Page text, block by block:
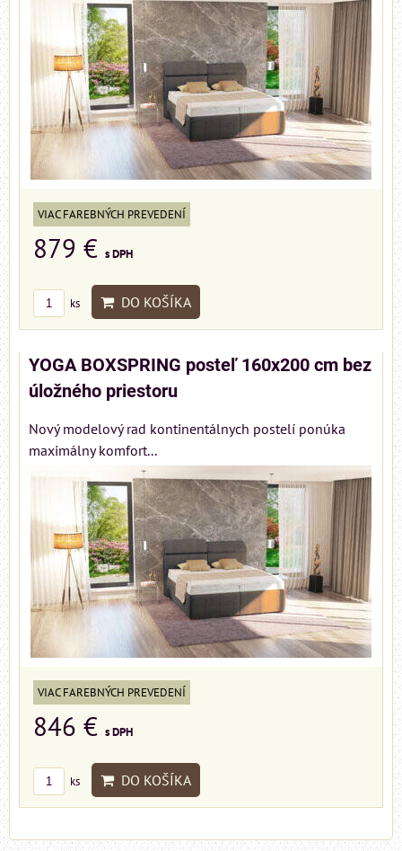
VIAC FAREBNÝCH PREVEDENÍ
879 € s DPH
ks DO KOŠÍKA
YOGA BOXSPRING posteľ 160x200 cm bez
úložného priestoru
Nový modelový rad kontinentálnych postelí ponúka
maximálny komfort...
VIAC FAREBNÝCH PREVEDENÍ
846 € s DPH
ks DO KOŠÍKA